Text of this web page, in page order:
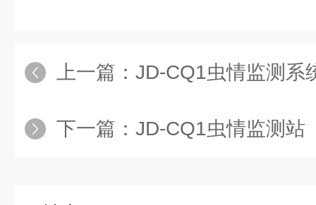
上一篇： JD-CQ1虫情监测系
下一篇： JD-CQ1虫情监测站